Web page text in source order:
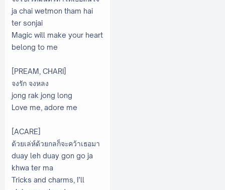
ja chai wetmon tham hai
ter sonjai
Magic will make your heart
belong to me
[PREAM, CHARI]
จงรัก จงหลง
jong rak jong long
Love me, adore me
[ACARE]
ด้วยเล่ห์ด้วยกลก็จะคว้าเธอมา
duay leh duay gon go ja
khwa ter ma
Tricks and charms, I’ll